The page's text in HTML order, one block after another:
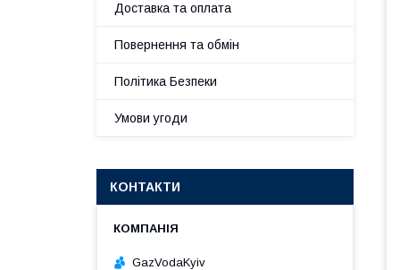
Доставка та оплата
Повернення та обмін
Політика Безпеки
Умови угоди
КОНТАКТИ
GazVodaKyiv